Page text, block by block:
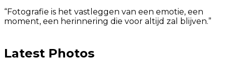
“Fotografie is het vastleggen van een emotie, een
moment, een herinnering die voor altijd zal blijven.”
Latest Photos